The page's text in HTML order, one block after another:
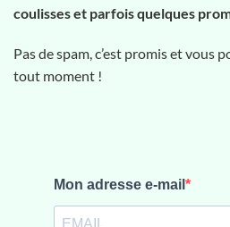
coulisses et parfois quelques
Pas de spam, c’est promis et vous
tout moment !